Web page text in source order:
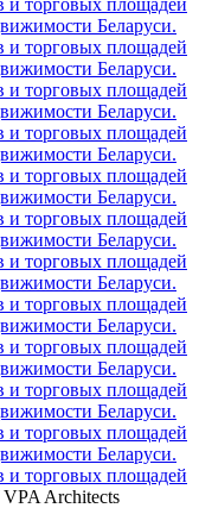
Беларуси.
и торговых площадей
Беларуси.
и торговых площадей
Беларуси.
и торговых площадей
Беларуси.
и торговых площадей
Беларуси.
и торговых площадей
Беларуси.
и торговых площадей
Беларуси.
и торговых площадей
Беларуси.
и торговых площадей
Беларуси.
и торговых площадей
Беларуси.
и торговых площадей
Беларуси.
и торговых площадей
Architects